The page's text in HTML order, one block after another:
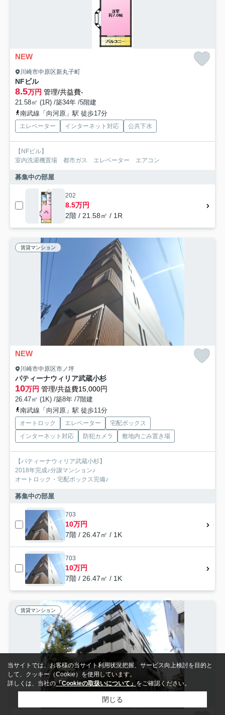
NEW
川崎市中原区新丸子町
NFビル
8.5万円 管理/共益費-
21.58㎡ (1R) /築34年 /5階建
南武線「向河原」駅 徒歩17分
エレベーター インターネット対応 公共下水
【NFビル】
室内洗濯機置場 都市ガス エレベーター エアコン
募集中の部屋
202
8.5万円
2階 / 21.58㎡ / 1R
賃貸マンション
NEW
川崎市中原区市ノ坪
パティーナウィリア武蔵小杉
10万円 管理/共益費15,000円
26.47㎡ (1K) /築8年 /7階建
南武線「向河原」駅 徒歩11分
オートロック エレベーター
宅配ボックス
インターネット対応
防犯カメラ 敷地内ごみ置き場
【パティーナウィリア武蔵小杉】
2018年完成♪分譲マンション♪
オートロック・宅配ボックス完備♪
募集中の部屋
703
10万円
7階 / 26.47㎡ / 1K
703
10万円
7階 / 26.47㎡ / 1K
賃貸マンション
当サイトでは、お客様の当サイト利用状況把握、サービス向上検討を目的と
して、クッキー（Cookie）を使用しています。
詳しくは、当社の「Cookieの取扱いについて」 をご確認ください。
閉じる